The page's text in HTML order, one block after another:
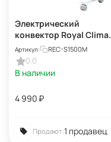
Электрический
конвектор Royal Clima
Sorento meccanico REC-
S1500M
Артикул: REC-S1500M
0.0
В наличии
4 990 ₽
Продают:1 продавец